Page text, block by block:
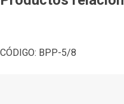
CÓDIGO: BPP-5/8